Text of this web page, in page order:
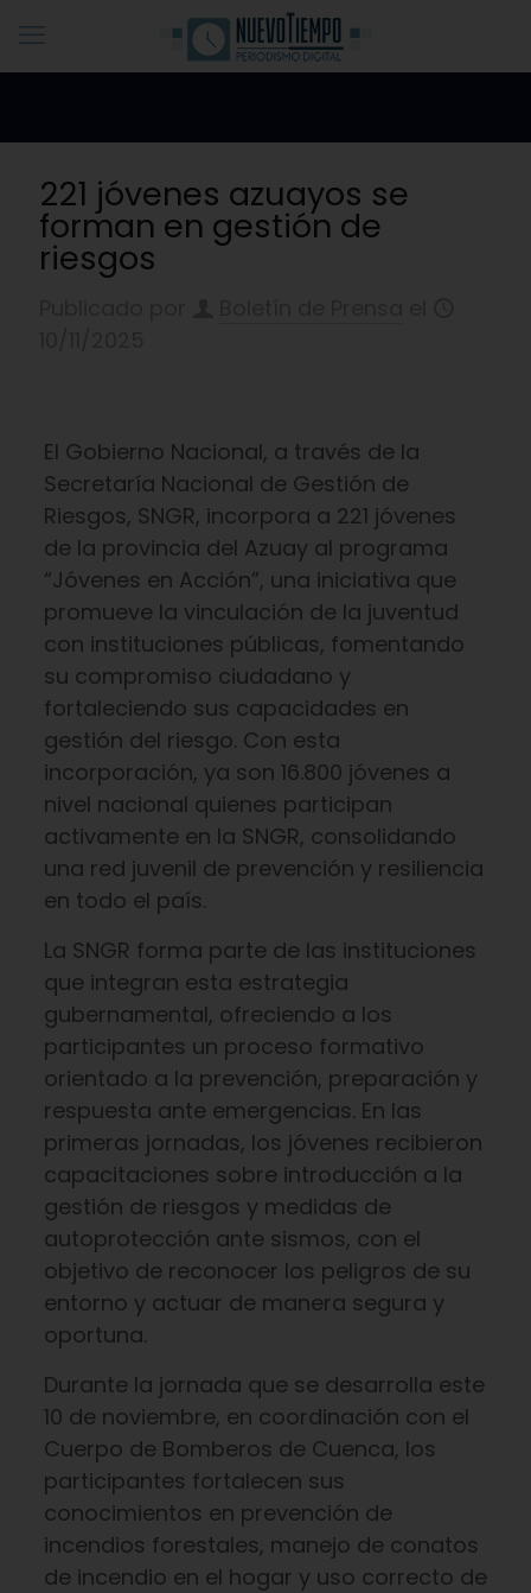
221 jóvenes azuayos se
forman en gestión de
riesgos
El Gobierno Nacional, a través de la
Secretaría Nacional de Gestión de
Riesgos, SNGR, incorpora a 221 jóvenes
de la provincia del Azuay al programa
“Jóvenes en Acción”, una iniciativa que
promueve la vinculación de la juventud
con instituciones públicas, fomentando
su compromiso ciudadano y
fortaleciendo sus capacidades en
gestión del riesgo. Con esta
incorporación, ya son 16.800 jóvenes a
nivel nacional quienes participan
activamente en la SNGR, consolidando
una red juvenil de prevención y resiliencia
en todo el país.
La SNGR forma parte de las instituciones
que integran esta estrategia
gubernamental, ofreciendo a los
participantes un proceso formativo
orientado a la prevención, preparación y
respuesta ante emergencias. En las
primeras jornadas, los jóvenes recibieron
capacitaciones sobre introducción a la
gestión de riesgos y medidas de
autoprotección ante sismos, con el
objetivo de reconocer los peligros de su
entorno y actuar de manera segura y
oportuna.
Durante la jornada que se desarrolla este
10 de noviembre, en coordinación con el
Cuerpo de Bomberos de Cuenca, los
participantes fortalecen sus
conocimientos en prevención de
incendios forestales, manejo de conatos
de incendio en el hogar y uso correcto de